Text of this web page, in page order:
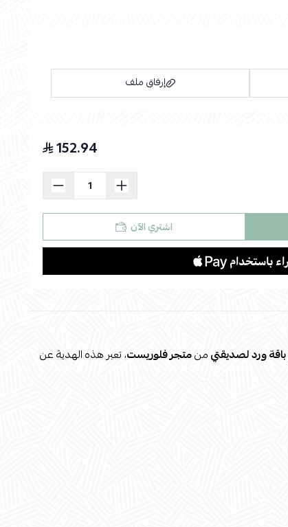
إرفاق ملف
152.94
اشتري الآن
باقة ورد لصديقتيمنمتجر فلوريست، تعبر هذه الهدية عن